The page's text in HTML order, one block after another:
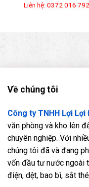
Liên hệ: 0372 016 792
Về chúng tôi
Công ty TNHH Lợi Lợi
văn phòng và kho lên
chuyên nghiệp. Với
chúng tôi đã và đang
vốn đầu tư nước ngoài
điện, dệt, bao bì, sắt